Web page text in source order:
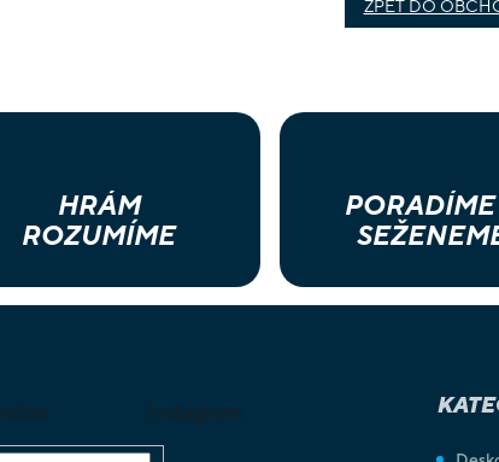
ZPĚT DO
HRÁM
ROZUMÍME
PORADÍME
Instagram